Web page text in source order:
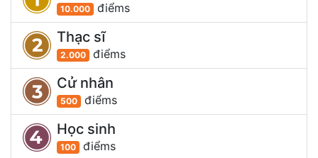
10.000 điểms
Thạc sĩ
2.000 điểms
Cử nhân
500 điểms
Học sinh
100 điểms